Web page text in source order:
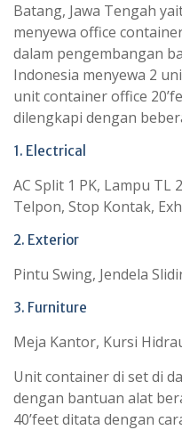
Batang, Jawa Tengah
menyewa office
dalam pengembangan
Indonesia menyewa 2
unit container office
dilengkapi dengan
1. Electrical
AC Split 1 PK, Lampu TL
Telpon, Stop Kontak,
2. Exterior
Pintu Swing, Jendela
3. Furniture
Meja Kantor, Kursi
Unit container di set di
dengan bantuan alat
40’feet ditata dengan